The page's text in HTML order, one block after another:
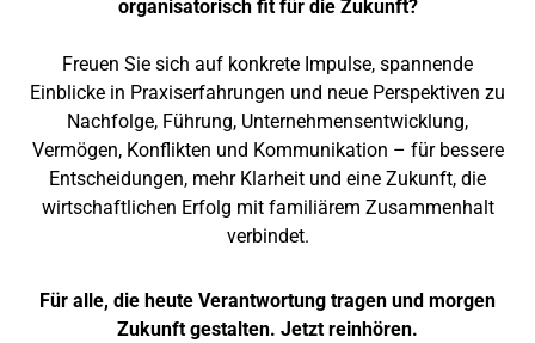
organisatorisch fit für die Zukunft?
Freuen Sie sich auf konkrete Impulse, spannende
Einblicke in Praxiserfahrungen und neue Perspektiven zu
Nachfolge, Führung, Unternehmensentwicklung,
Vermögen, Konflikten und Kommunikation – für bessere
Entscheidungen, mehr Klarheit und eine Zukunft, die
wirtschaftlichen Erfolg mit familiärem Zusammenhalt
verbindet.
Für alle, die heute Verantwortung tragen und morgen
Zukunft gestalten. Jetzt reinhören.